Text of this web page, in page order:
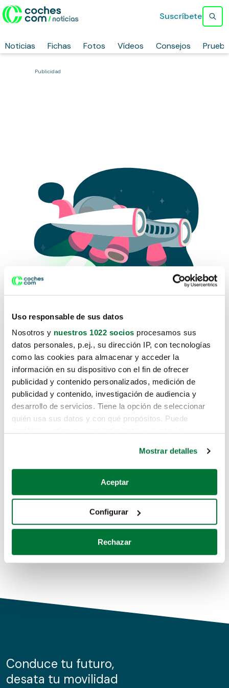
Uso responsable de sus datos
Nosotros y nuestros 1022 socios procesamos sus
datos personales, p.ej., su dirección IP, con tecnologías
como las cookies para almacenar y acceder la
información en su dispositivo con el fin de ofrecer
publicidad y contenido personalizados, medición de
publicidad y contenido, investigación de audiencia y
desarrollo de servicios. Tiene la opción de seleccionar
quién usa sus datos y con qué propósitos. Puede
Si lo permite, también quisiéramos:
Recopilar información sobre su ubicación geográfica
Identificar su dispositivo analizándolo activamente
para buscar características específicas (huellas
Obtenga más información sobre cómo se procesan sus
de cookies.
información sobre el uso que haga del sitio web con
nuestros partners de redes sociales, publicidad y análisis
Mostrar detalles
Aceptar
Configurar
Rechazar
Noticias Fichas Fotos Vídeos Consejos
Suscríbete
Publicidad
Lo sentimos, no sabemos como
te hemos traido hasta aquí.
Pero puedes encontrar el coche que estás
buscando en alguno de estos enlaces:
Coches de segunda mano
Coches de km0
Conduce tu futuro,
desata tu movilidad